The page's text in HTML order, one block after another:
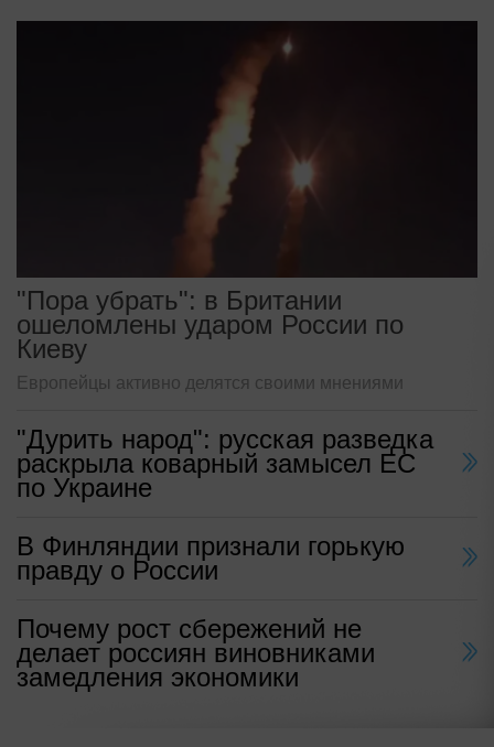
"Пора убрать": в Британии
ошеломлены ударом России по
Киеву
Европейцы активно делятся своими мнениями
"Дурить народ": русская разведка
раскрыла коварный замысел ЕС
по Украине
В Финляндии признали горькую
правду о России
Почему рост сбережений не
делает россиян виновниками
замедления экономики